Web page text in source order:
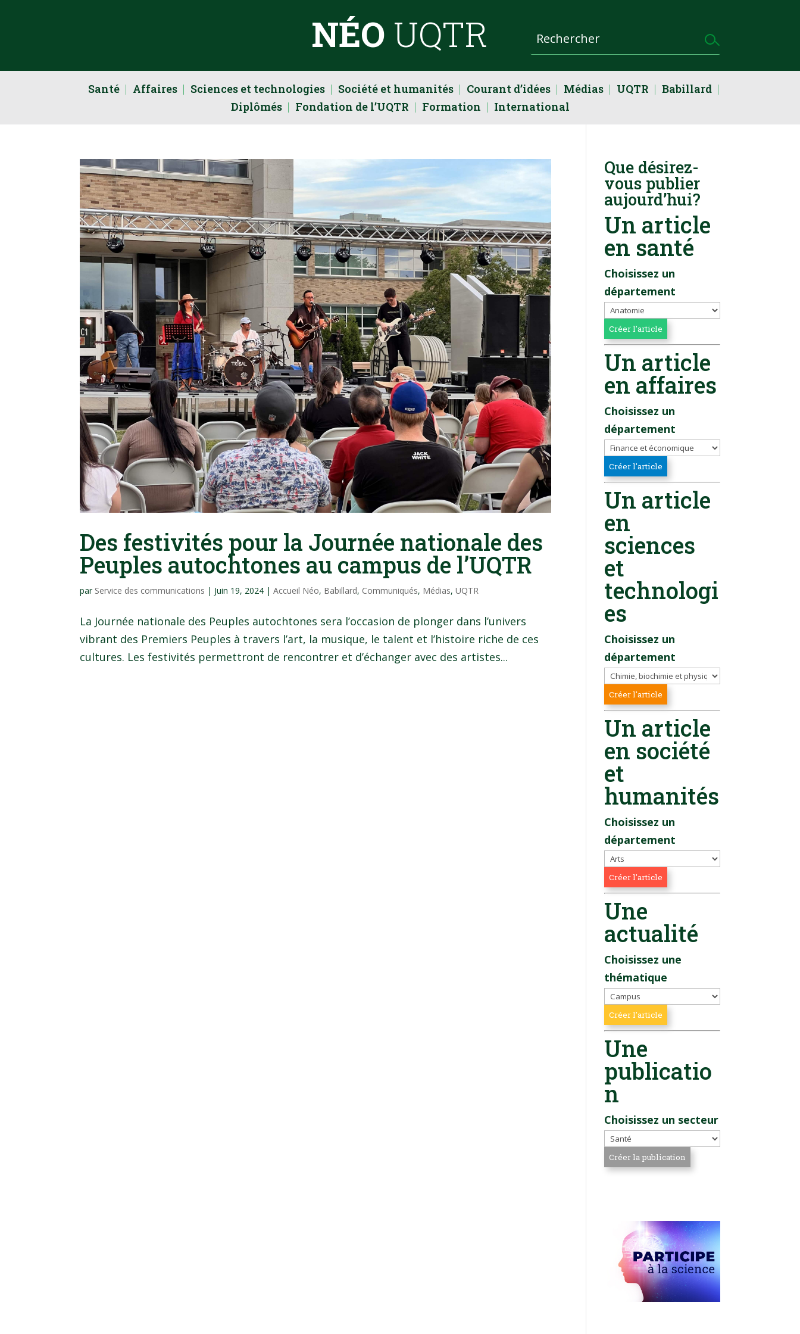
NÉO UQTR
Santé Affaires Sciences et technologies Société et humanités Courant d’idées Médias UQTR
Babillard
Diplômés
Fondation de l’UQTR Formation International
Des festivités pour la Journée nationale des
Peuples autochtones au campus de l’UQTR
par Service des communications | Juin 19, 2024 |Accueil Néo, Babillard, Communiqués, Médias,UQTR
La Journée nationale des Peuples autochtones sera l’occasion de plonger dans l’univers
vibrant des Premiers Peuples à travers l’art, la musique, le talent et l’histoire riche de ces
cultures. Les festivités permettront de rencontrer et d’échanger avec des artistes...
Que désirez-
vous publier
aujourd’hui?
Un article
en santé
Choisissez un
département
Un article
en affaires
Choisissez un
département
Un article
en
sciences
et
technologi
es
Choisissez un
département
Un article
en société
et
humanités
Choisissez un
département
Une
actualité
Choisissez une
thématique
Une
publicatio
n
Choisissez un secteur